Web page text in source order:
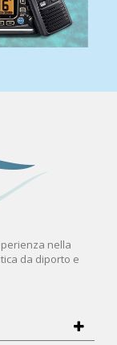
nella
da diporto e